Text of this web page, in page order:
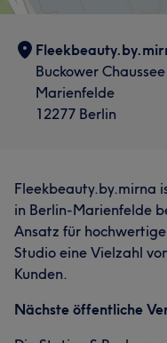
Buckower
Marienfelde
12277 Berlin
Fleekbeauty.by.mirna
in Berlin-Marienfelde
Ansatz für
Studio eine Vielzahl
Kunden.
Nächste öffentliche